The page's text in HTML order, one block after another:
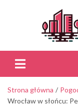
Strona główna
Wrocław w słońcu: